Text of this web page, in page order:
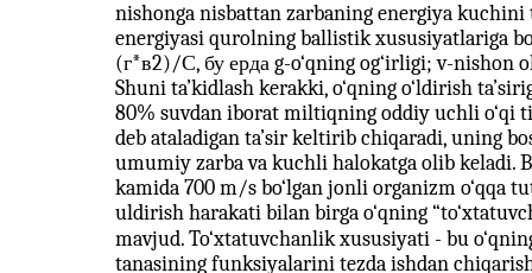
nishonga nisbattan zarbaning energiya kuchini
energiyasi qurolning ballistik xususiyatlariga
(г*в2)/С, бу ерда g-o‘qning og‘irligi; v-nishon
Shuni ta’kidlash kerakki, o‘qning o‘ldirish
80% suvdan iborat miltiqning oddiy uchli o‘qi
deb ataladigan ta’sir keltirib chiqaradi, uning
umumiy zarba va kuchli halokatga olib keladi.
kamida 700 m/s bo‘lgan jonli organizm o‘qqa
uldirish harakati bilan birga o‘qning
mavjud. To‘xtatuvchanlik xususiyati - bu
tanasining funksiyalarini tezda ishdan